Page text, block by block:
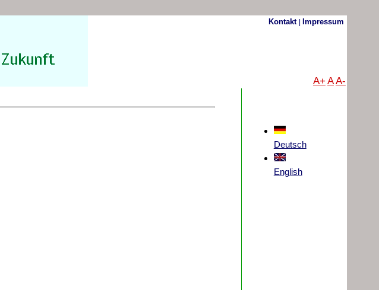
Kontakt | Impressum
A+AA-
Deutsch
English